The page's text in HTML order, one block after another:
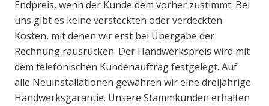
Endpreis, wenn der Kunde dem vorher zustimmt. Bei
uns gibt es keine versteckten oder verdeckten
Kosten, mit denen wir erst bei Übergabe der
Rechnung rausrücken. Der Handwerkspreis wird mit
dem telefonischen Kundenauftrag festgelegt. Auf
alle Neuinstallationen gewähren wir eine dreijährige
Handwerksgarantie. Unsere Stammkunden erhalten